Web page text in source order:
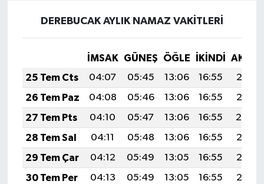
DEREBUCAK AYLIK NAMAZ VAKITLERI
İMSAK GÜNEŞ ÖĞLE İKINDI
25 Tem Cts
04:07 05:45 13:06 16:55
20:16
26 Tem Paz
04:08 05:46 13:06 16:55
20:15
27 Tem Pts
04:10 05:47 13:06 16:55
20:14
28 Tem Sal
04:11 05:48 13:06 16:55
20:13
29 Tem Çar
04:12 05:49 13:05 16:55
20:12
30 Tem Per
04:13 05:49 13:05 16:55
20:12